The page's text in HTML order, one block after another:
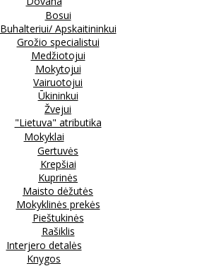
Bosui
Buhalteriui/ Apskaitininkui
Grožio specialistui
Medžiotojui
Mokytojui
Vairuotojui
Ūkininkui
Žvejui
"Lietuva" atributika
Mokyklai
Gertuvės
Krepšiai
Kuprinės
Maisto dėžutės
Mokyklinės prekės
Pieštukinės
Rašiklis
Interjero detalės
Knygos